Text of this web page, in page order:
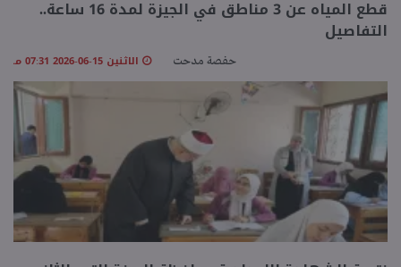
قطع المياه عن 3 مناطق في الجيزة لمدة 16 ساعة..
التفاصيل
حفصة مدحت الاثنين 15-06-2026 07:31 مـ